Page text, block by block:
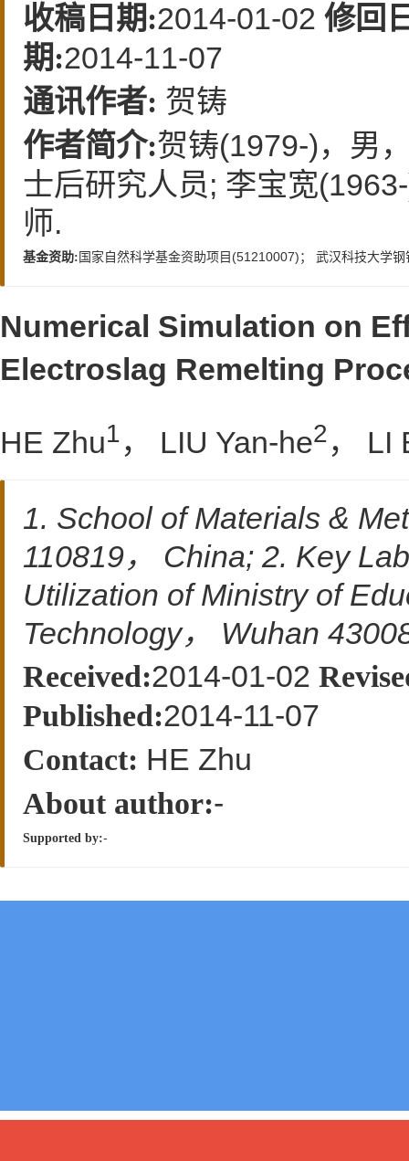
收稿日期:2014-01-02 修回
期:2014-11-07
通讯作者: 贺铸
作者简介:贺铸(1979-)，男
士后研究人员; 李宝宽
师.
基金资助: 国家自然科学基金资助项目(51210007)； 武汉科技大学
Numerical Simulation on
Electroslag Remelting
HE Zhu1 ， LIU Yan-he2 ， LI
1. School of Materials &
110819， China; 2. Key
Utilization of Ministry of
Technology， Wuhan
Received:2014-01-02
Published:2014-11-07
Contact: HE Zhu
About author:-
Supported by:-